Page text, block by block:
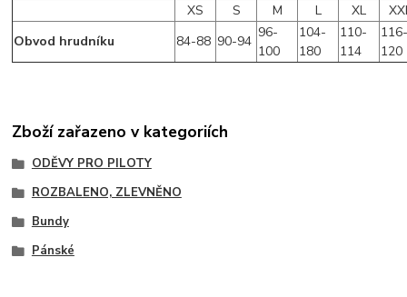
XS
S M L XL
Obvod hrudníku
84-88 90-94
96-
100
104-
180
110-
114
120
Zboží zařazeno v kategoriích
ODĚVY PRO PILOTY
ROZBALENO, ZLEVNĚNO
Bundy
Pánské